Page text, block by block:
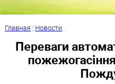
Главная : Новости
Переваги